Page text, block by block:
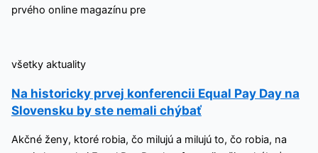
prvého online magazínu pre
všetky aktuality
Na historicky prvej konferencii Equal Pay Day na
Slovensku by ste nemali chýbať
Akčné ženy, ktoré robia, čo milujú a milujú to, čo robia, na